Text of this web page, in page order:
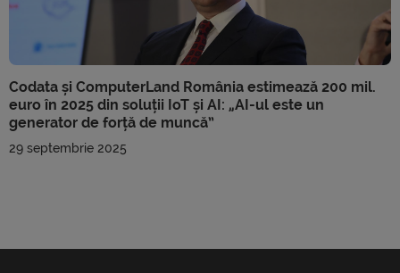
Codata și ComputerLand România estimează 200 mil.
euro în 2025 din soluții IoT și AI: „AI-ul este un
generator de forță de muncă”
29 septembrie 2025